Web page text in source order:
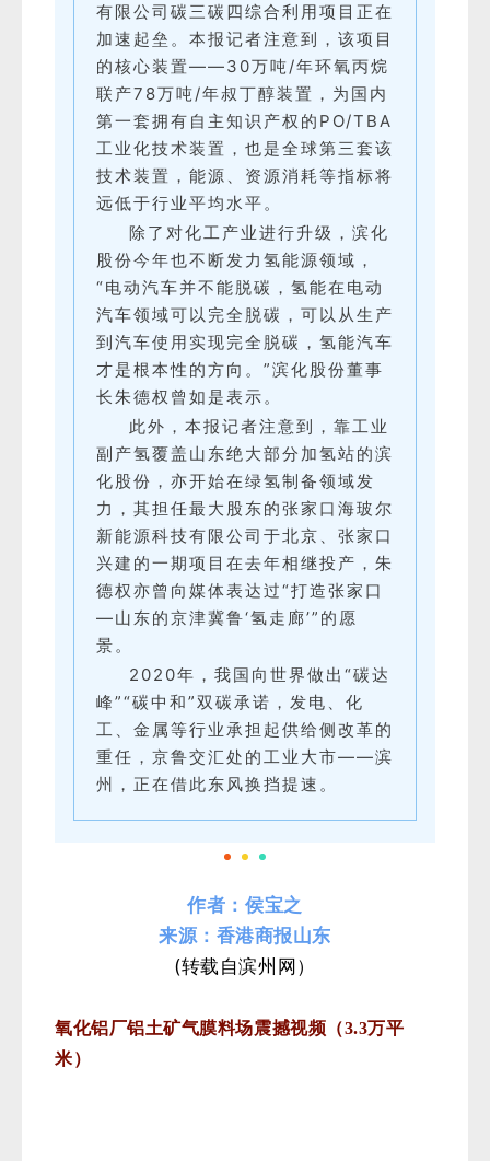
有限公司碳三碳四综合利用项目正在
加速起垒。本报记者注意到，该项目
的核心装置——30万吨/年环氧丙烷
联产78万吨/年叔丁醇装置，为国内
第一套拥有自主知识产权的PO/TBA
工业化技术装置，也是全球第三套该
技术装置，能源、资源消耗等指标将
远低于行业平均水平。
除了对化工产业进行升级，滨化
股份今年也不断发力氢能源领域，
“电动汽车并不能脱碳，氢能在电动
汽车领域可以完全脱碳，可以从生产
到汽车使用实现完全脱碳，氢能汽车
才是根本性的方向。”滨化股份董事
长朱德权曾如是表示。
此外，本报记者注意到，靠工业
副产氢覆盖山东绝大部分加氢站的滨
化股份，亦开始在绿氢制备领域发
力，其担任最大股东的张家口海玻尔
新能源科技有限公司于北京、张家口
兴建的一期项目在去年相继投产，朱
德权亦曾向媒体表达过“打造张家口
—山东的京津冀鲁‘氢走廊’”的愿
景。
2020年，我国向世界做出“碳达
峰”“碳中和”双碳承诺，发电、化
工、金属等行业承担起供给侧改革的
重任，京鲁交汇处的工业大市——滨
州，正在借此东风换挡提速。
作者：侯宝之
来源：香港商报山东
(转载自滨州网）
氧化铝厂铝土矿气膜料场震撼视频（3.3万平
米）